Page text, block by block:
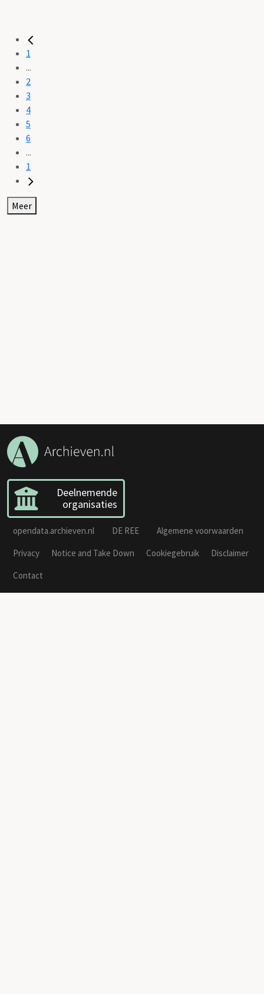
1
...
2
3
4
5
6
...
1
Meer
Deelnemende
organisaties
opendata.archieven.nl DE REE
Algemene voorwaarden
Privacy
Notice and Take Down Cookiegebruik
Disclaimer
Contact